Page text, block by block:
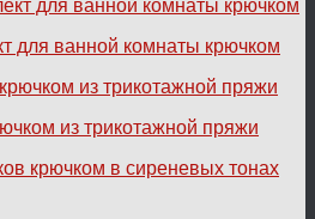
для ванной комнаты крючком
из трикотажной пряжи